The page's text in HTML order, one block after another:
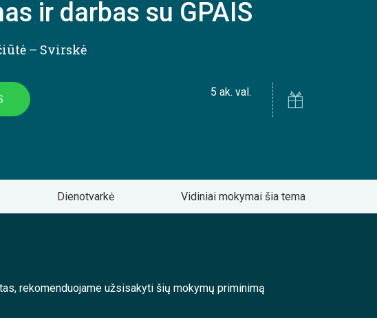
ir darbas su GPAIS
– Svirskė
5 ak. val.
Dienotvarkė Vidiniai mokymai šia tema
rekomenduojame užsisakyti šių mokymų priminimą